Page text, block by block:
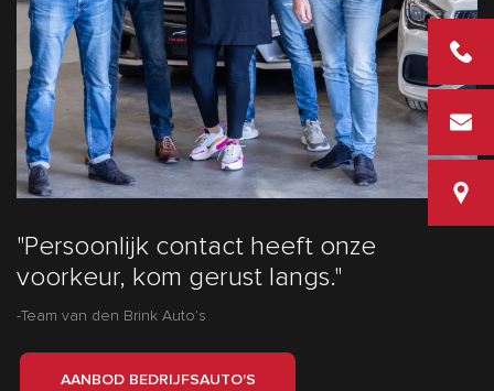
+31 2
Van
"Persoonlijk contact heeft onze
voorkeur, kom gerust langs."
-Team van den Brink Auto's
AANBOD BEDRIJFSAUTO'S